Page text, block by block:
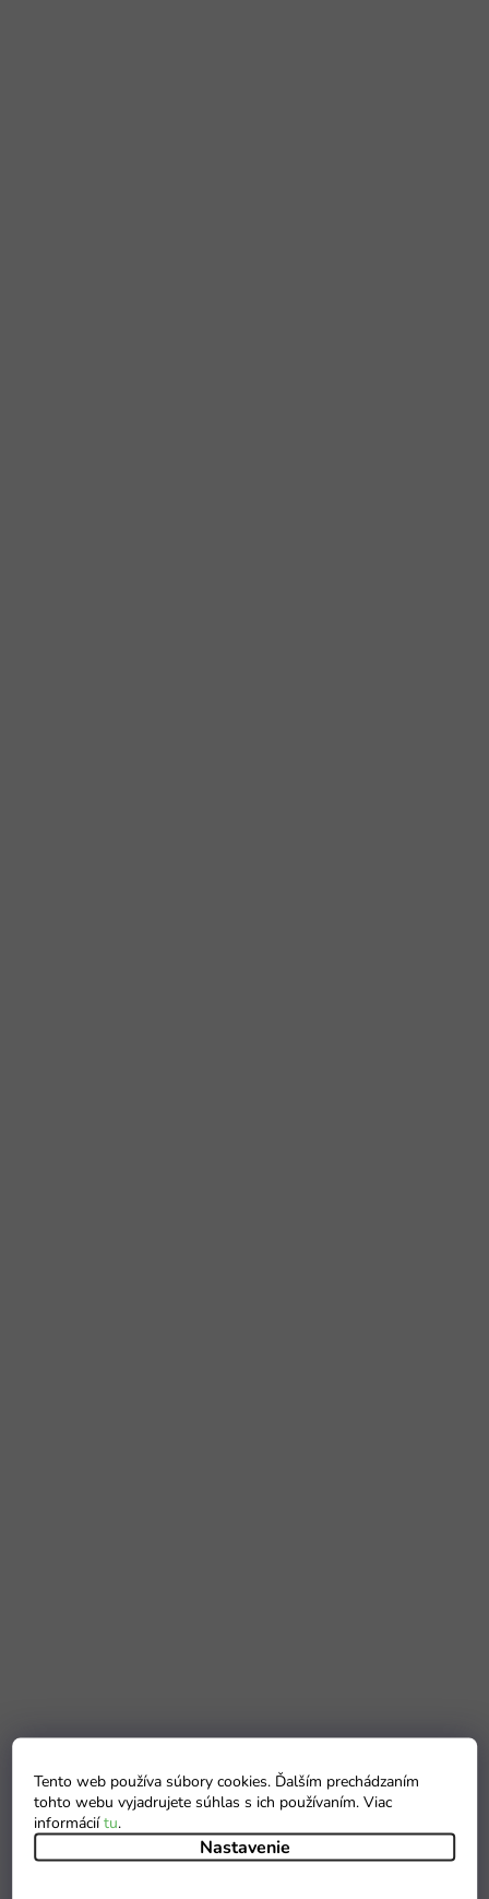
Tento web používa súbory cookies. Ďalším prechádzaním
tohto webu vyjadrujete súhlas s ich používaním. Viac
informáciítu.
Nastavenie